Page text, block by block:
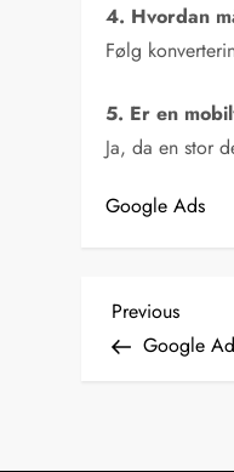
4. Hvordan
Følg
5. Er en
Ja, da en stor
Google Ads
I
Previous
Post
Previous
Google